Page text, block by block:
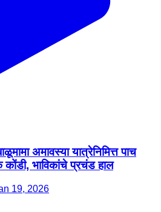
अमावस्या यात्रेनिमित्त पाच
कोंडी, भाविकांचे प्रचंड हाल
19, 2026